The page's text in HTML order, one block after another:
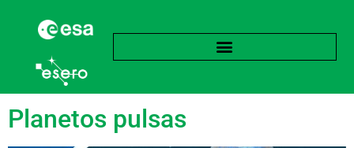
Žyma: Radiacija
Planetos pulsas